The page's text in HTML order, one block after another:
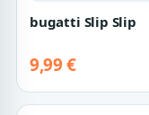
bugatti Slip Slip
9,99 €